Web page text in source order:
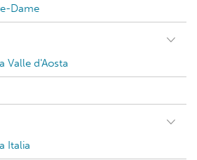
Dame
Valle d'Aosta
Italia